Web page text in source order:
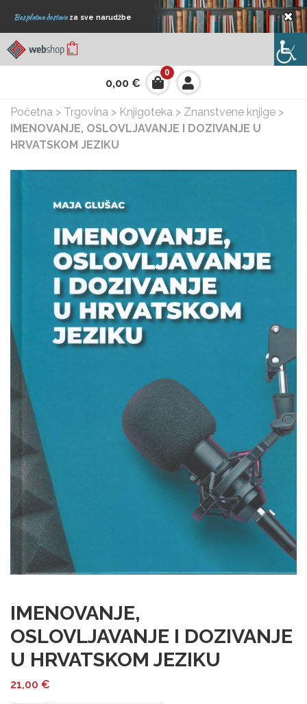
Besplatna dostavaza sve narudžbe ×
0,00 €
0
Početna > Trgovina > Knjigoteka > Znanstvene knjige >
IMENOVANJE, OSLOVLJAVANJE I DOZIVANJE U
HRVATSKOM JEZIKU
IMENOVANJE,
OSLOVLJAVANJE I DOZIVANJE
U HRVATSKOM JEZIKU
21,00 €